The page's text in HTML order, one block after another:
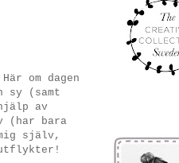
om dagen
sy (samt
av
(har bara
själv,